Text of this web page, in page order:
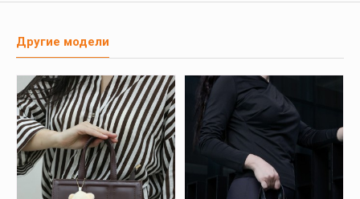
Другие модели